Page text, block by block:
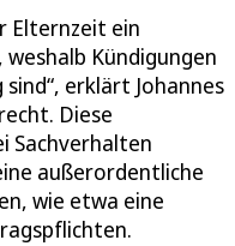
Elternzeit ein
Kündigungen
erklärt Johannes
Diese
Sachverhalten
außerordentliche
wie etwa eine